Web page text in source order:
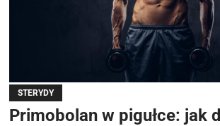
STERYDY
Primobolan w pigułce: jak